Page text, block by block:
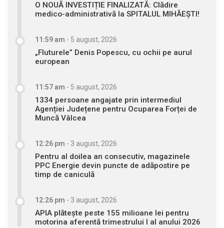
O NOUĂ INVESTIȚIE FINALIZATĂ: Clădire
medico-administrativă la SPITALUL MIHĂEȘTI!
11:59 am - 5 august, 2026
„Fluturele” Denis Popescu, cu ochii pe aurul
european
11:57 am - 5 august, 2026
1334 persoane angajate prin intermediul
Agenției Județene pentru Ocuparea Forței de
Muncă Vâlcea
12:26 pm - 3 august, 2026
Pentru al doilea an consecutiv, magazinele
PPC Energie devin puncte de adăpostire pe
timp de caniculă
12:26 pm - 3 august, 2026
APIA plătește peste 155 milioane lei pentru
motorina aferentă trimestrului I al anului 2026